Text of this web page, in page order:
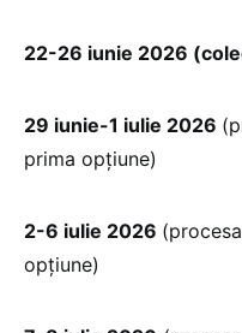
22-26 iunie 2026
29 iunie-1 iulie 2026
prima opțiune)
2-6 iulie 2026
opțiune)